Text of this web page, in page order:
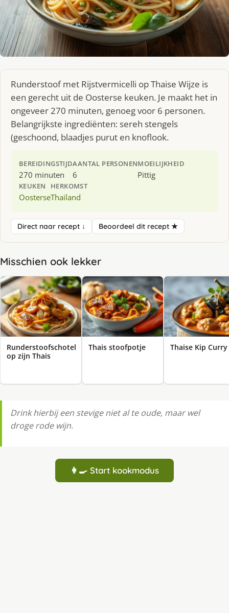
Runderstoof met Rijstvermicelli op Thaise Wijze is
een gerecht uit de Oosterse keuken. Je maakt het in
ongeveer 270 minuten, genoeg voor 6 personen.
Belangrijkste ingrediënten: sereh stengels
(geschoond, blaadjes purut en knoflook.
BEREIDINGSTIJD
270 minuten
AANTAL PERSONEN
6
MOEILIJKHEID
Pittig
KEUKEN
Oosterse
HERKOMST
Thailand
Direct naar recept ↓ Beoordeel dit recept ★
Misschien ook lekker
Runderstoofschotel
op zijn Thais
Thais stoofpotje Thaise Kip Curry
Drink hierbij een stevige niet al te oude, maar wel
droge rode wijn.
👩‍🍳 Start kookmodus